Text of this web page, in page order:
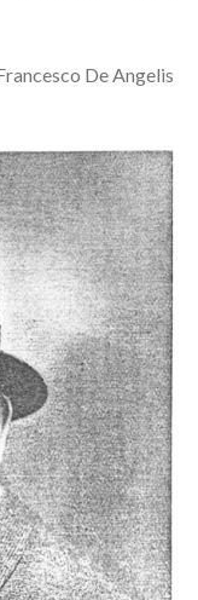
De Angelis